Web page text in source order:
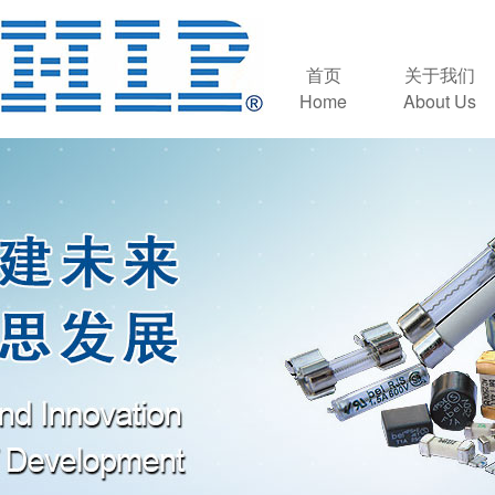
首页
Home
关于我们
About Us